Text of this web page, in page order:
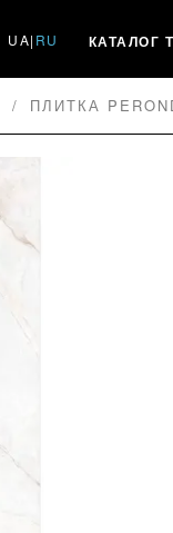
UA| RU КАТАЛОГ
ПЛИТКА